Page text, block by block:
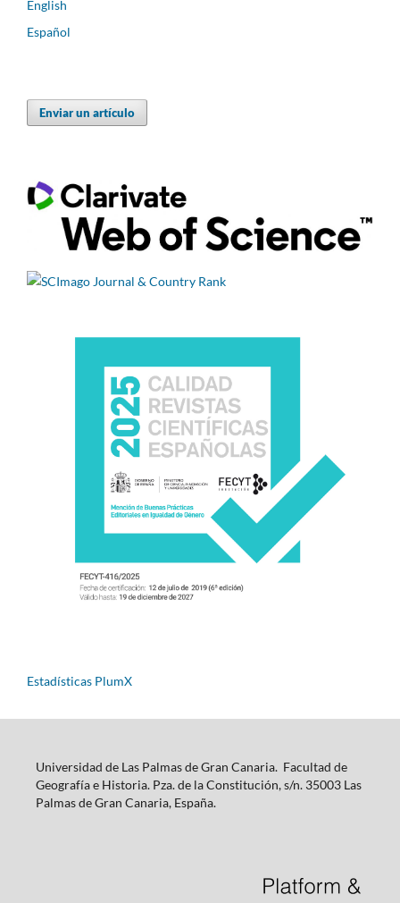
English
Español
Enviar un artículo
Estadísticas PlumX
Universidad de Las Palmas de Gran Canaria. Facultad de
Geografía e Historia. Pza. de la Constitución, s/n. 35003 Las
Palmas de Gran Canaria, España.